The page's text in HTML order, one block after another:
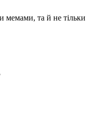
мемами, та й не тільки